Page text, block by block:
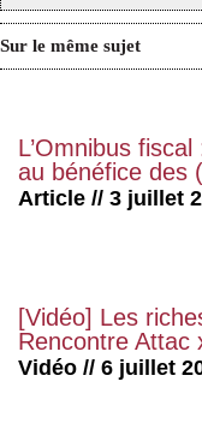
Sur le même sujet
L’Omnibus
au bénéfice des
Article // 3 juillet
[Vidéo] Les
Rencontre
Vidéo // 6 juillet